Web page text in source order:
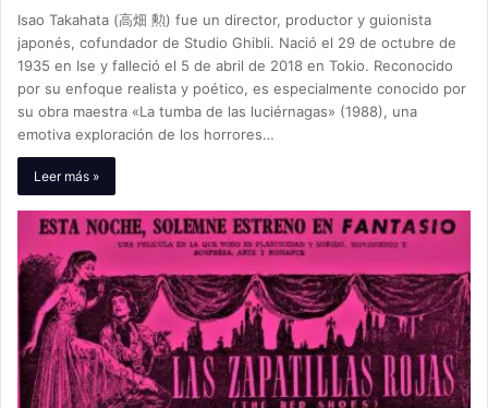
Isao Takahata (高畑 勲) fue un director, productor y guionista
japonés, cofundador de Studio Ghibli. Nació el 29 de octubre de
1935 en Ise y falleció el 5 de abril de 2018 en Tokio. Reconocido
por su enfoque realista y poético, es especialmente conocido por
su obra maestra «La tumba de las luciérnagas» (1988), una
emotiva exploración de los horrores…
Leer más »